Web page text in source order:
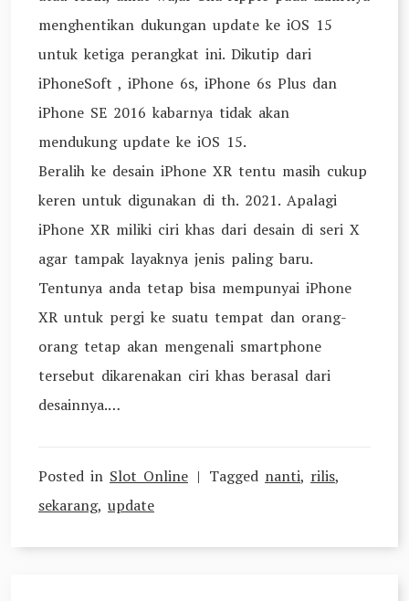
menghentikan dukungan update ke iOS 15
untuk ketiga perangkat ini. Dikutip dari
iPhoneSoft , iPhone 6s, iPhone 6s Plus dan
iPhone SE 2016 kabarnya tidak akan
mendukung update ke iOS 15.
Beralih ke desain iPhone XR tentu masih cukup
keren untuk digunakan di th. 2021. Apalagi
iPhone XR miliki ciri khas dari desain di seri X
agar tampak layaknya jenis paling baru.
Tentunya anda tetap bisa mempunyai iPhone
XR untuk pergi ke suatu tempat dan orang-
orang tetap akan mengenali smartphone
tersebut dikarenakan ciri khas berasal dari
desainnya.…
Posted in Slot Online Tagged nanti, rilis,
sekarang, update